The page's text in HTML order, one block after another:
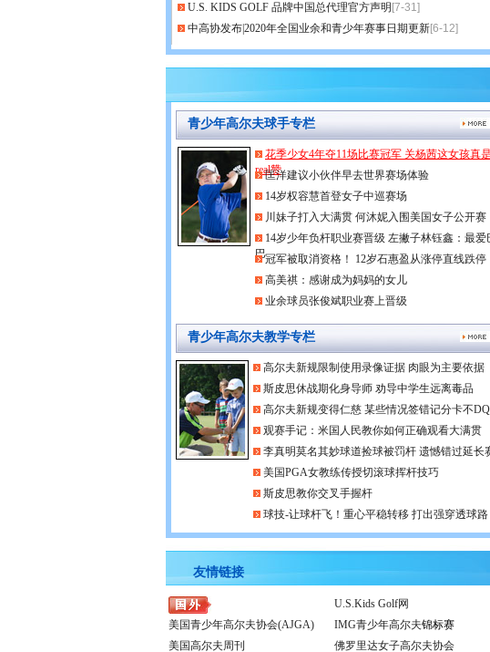
U.S. KIDS GOLF 品牌中国总代理官方声明 [7-31]
中高协发布|2020年全国业余和青少年赛事日期更新[6-12]
青少年高尔夫球手专栏
花季少女4年夺11场比赛冠军 关杨茜这女孩真是
real赞
匡洋建议小伙伴早去世界赛场体验
14岁权容慧首登女子中巡赛场
川妹子打入大满贯 何沐妮入围美国女子公开赛
14岁少年负杆职业赛晋级 左撇子林钰鑫：最爱
巴冠军被取消资格！ 12岁石惠盈从涨停直线跌停
高美祺：感谢成为妈妈的女儿
业余球员张俊斌职业赛上晋级
青少年高尔夫教学专栏
高尔夫新规限制使用录像证据 肉眼为主要依据
斯皮思休战期化身导师 劝导中学生远离毒品
高尔夫新规变得仁慈 某些情况签错记分卡不DQ
观赛手记：米国人民教你如何正确观看大满贯
李真明莫名其妙球道捡球被罚杆 遗憾错过延长
美国PGA女教练传授切滚球挥杆技巧
斯皮思教你交叉手握杆
球技-让球杆飞！重心平稳转移 打出强穿透球路
友情链接
美国青少年高尔夫协会(AJGA)
美国高尔夫周刊
U.S.Kids Golf网
IMG青少年高尔夫锦标赛
佛罗里达女子高尔夫协会